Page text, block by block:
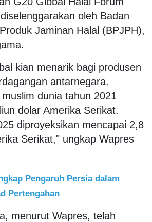
oleh Badan
Jaminan Halal (BPJPH),
kian menarik bagi produsen
antarnegara.
dunia tahun 2021
dolar Amerika Serikat.
diproyeksikan mencapai 2,8
Serikat," ungkap Wapres
Pengaruh Persia dalam
Pertengahan
menurut Wapres, telah